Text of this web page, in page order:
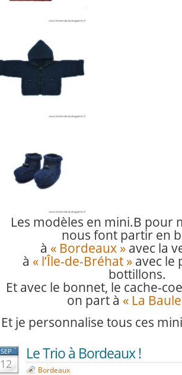
Les modèles en mini.B pour
nous font partir en
à « Bordeaux »avec la
à « l’Île-de-Bréhat » avec le
bottillons.
Et avec le bonnet, le cache-
on part à « La
Et je personnalise tous ces
SEP
12
Le Trio à Bordeaux !
Bordeaux